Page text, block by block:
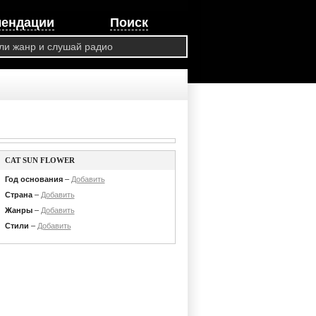
Поиск
CAT SUN FLOWER
Год основания– Добавить
Страна– Добавить
Жанры– Добавить
Стили – Добавить